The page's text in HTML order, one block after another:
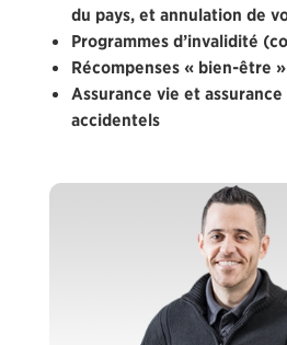
du pays, et annulation de
Programmes d’invalidité
Récompenses « bien-être
Assurance vie et
accidentels